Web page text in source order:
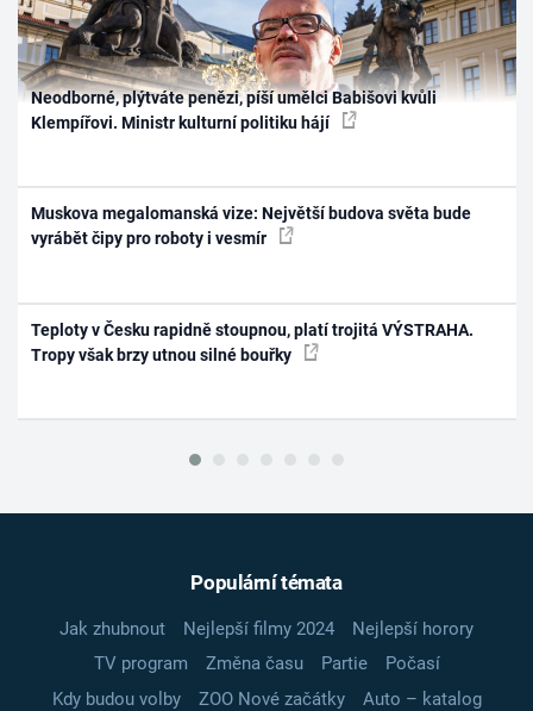
Neodborné, plýtváte penězi, píší umělci Babišovi kvůli
Klempířovi. Ministr kulturní politiku hájí
Muskova megalomanská vize: Největší budova světa bude
vyrábět čipy pro roboty i vesmír
Teploty v Česku rapidně stoupnou, platí trojitá VÝSTRAHA.
Tropy však brzy utnou silné bouřky
Populární témata
Jak zhubnout Nejlepší filmy 2024
Nejlepší horory
TV program
Změna času Partie
Počasí
Kdy budou volby
ZOO Nové začátky
Auto – katalog